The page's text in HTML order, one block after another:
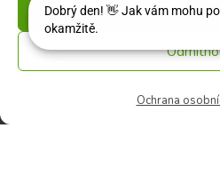
Ochrana
Rychlý